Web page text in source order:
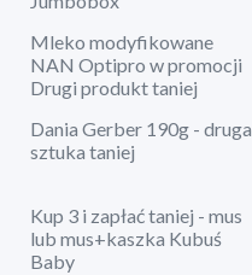
Mleko modyfikowane
NAN Optipro w promocji
Drugi produkt taniej
Dania Gerber 190g - druga
sztuka taniej
Kup 3 i zapłać taniej - mus
lub mus+kaszka Kubuś
Baby